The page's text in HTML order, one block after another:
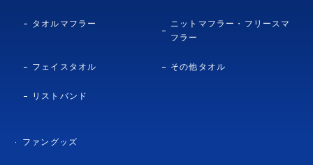
タオルマフラー
ニットマフラー・フリースマ
フラー
フェイスタオル その他タオル
リストバンド
ファングッズ